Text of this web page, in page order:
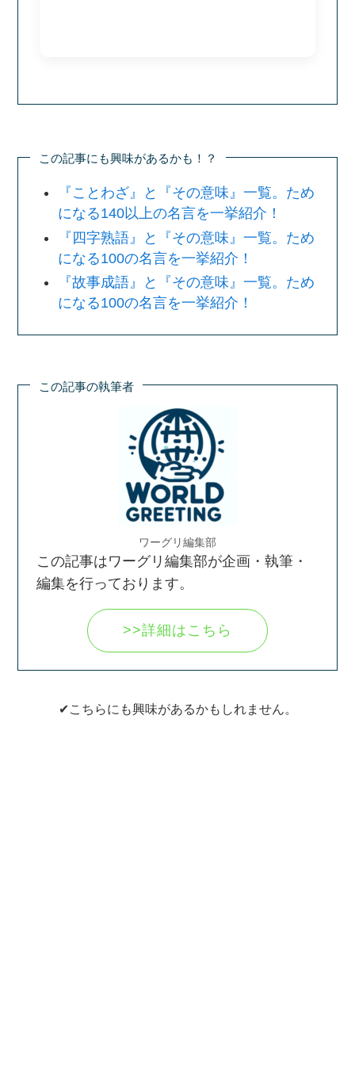
この記事にも興味があるかも！？
『ことわざ』と『その意味』一覧。ため
になる140以上の名言を一挙紹介！
『四字熟語』と『その意味』一覧。ため
になる100の名言を一挙紹介！
『故事成語』と『その意味』一覧。ため
になる100の名言を一挙紹介！
この記事の執筆者
ワーグリ編集部
この記事はワーグリ編集部が企画・執筆・
編集を行っております。
>>詳細はこちら
✔こちらにも興味があるかもしれません。